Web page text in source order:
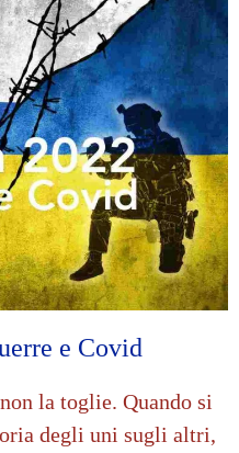
e Covid
la toglie. Quando si
degli uni sugli altri,